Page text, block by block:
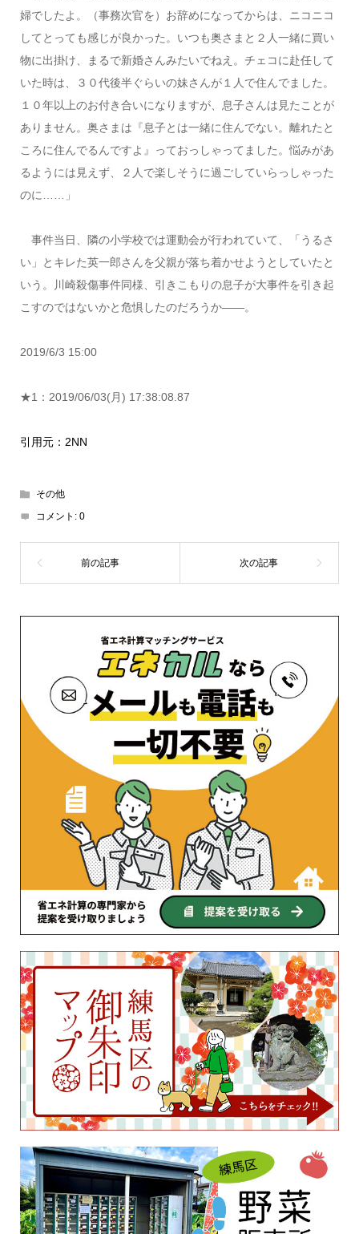
婦でしたよ。（事務次官を）お辞めになってからは、ニコニコ
してとっても感じが良かった。いつも奥さまと２人一緒に買い
物に出掛け、まるで新婚さんみたいでねえ。チェコに赴任して
いた時は、３０代後半ぐらいの妹さんが１人で住んでました。
１０年以上のお付き合いになりますが、息子さんは見たことが
ありません。奥さまは『息子とは一緒に住んでない。離れたと
ころに住んでるんですよ』っておっしゃってました。悩みがあ
るようには見えず、２人で楽しそうに過ごしていらっしゃった
のに……」
事件当日、隣の小学校では運動会が行われていて、「うるさ
い」とキレた英一郎さんを父親が落ち着かせようとしていたと
いう。川崎殺傷事件同様、引きこもりの息子が大事件を引き起
こすのではないかと危惧したのだろうか――。
2019/6/3 15:00
★1：2019/06/03(月) 17:38:08.87
引用元：2NN
その他
コメント: 0